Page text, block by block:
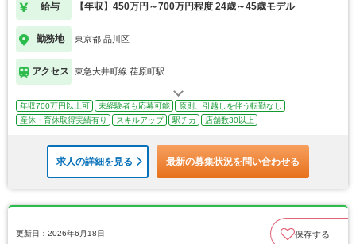
給与 【年収】450万円～700万円程度 24歳～45歳モデル
勤務地 東京都 品川区
アクセス 東急大井町線 荏原町駅
年収700万円以上可 未経験者も応募可能
原則、引越しを伴う転勤なし
産休・育休取得実績有り
スキルアップ 駅チカ 店舗数30以上
求人の詳細を見る 最新の募集状況を問い合わせる
更新日：2026年6月18日 保存する